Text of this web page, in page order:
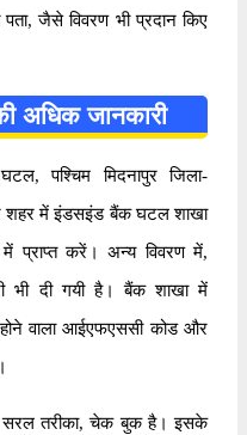
जैसे विवरण भी प्रदान किए
अधिक जानकारी
पश्चिम मिदनापुर जिला-
शहर में इंडसइंड बैंक घटल शाखा
प्राप्त करें। अन्य विवरण में,
भी दी गयी है। बैंक शाखा में
वाला आईएफएससी कोड और
तरीका, चेक बुक है। इसके